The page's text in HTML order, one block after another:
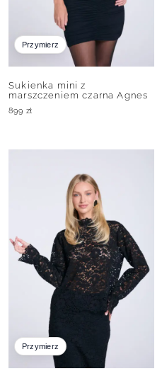
Przymierz
Sukienka mini z
marszczeniem czarna Agnes
899 zł
Przymierz